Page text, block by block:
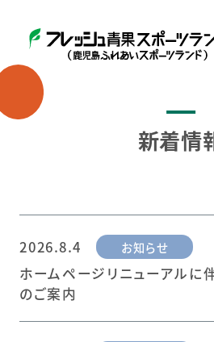
新着情
2026.8.4 お知らせ
ホームページリニューアルに
のご案内